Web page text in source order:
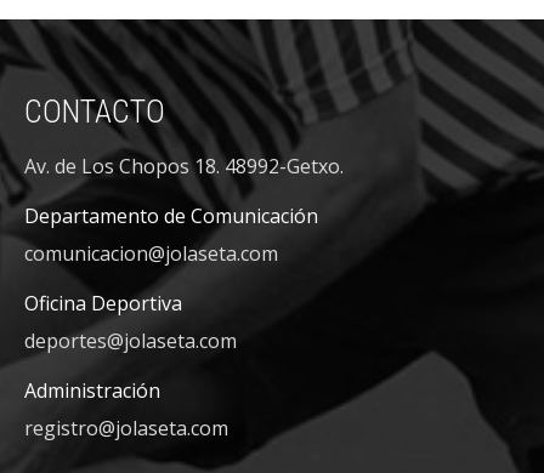
CONTACTO
Av. de Los Chopos 18. 48992-Getxo.
Departamento de Comunicación
comunicacion@jolaseta.com
Oficina Deportiva
deportes@jolaseta.com
Administración
registro@jolaseta.com